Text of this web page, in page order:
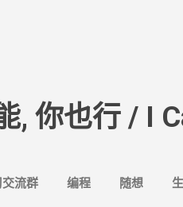
, 你也行 / I
流群 编程 随想